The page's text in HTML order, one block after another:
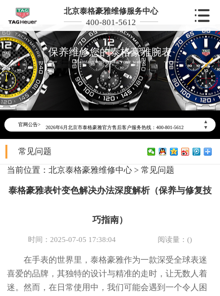
北京泰格豪雅维修服务中心
400-801-5612
保养维修您的泰格豪雅腕表
Maintain and repair your watch
官网公告>
▲
▼
2026年6月泰格豪雅北京市售后服务网络优化升级公告
2026年6月北京市泰格豪雅官方售后客户服务热线：400-801-5612
2026年6月泰格豪雅售后服务中心最新网点地址：
北京市东城区东长安街1号东方广场写字楼W3座6层602室（需提前预约）
北京市东城区东长安街1号王府井东方广场W3座6层602室泰格豪雅售后服务中心（需提前预约）
常见问题
当前位置： 北京泰格豪雅维修中心 > 常见问题
泰格豪雅表针变色解决办法深度解析（保养与修复技
巧指南）
时间：2025-07-05 17:38:04 阅读量：()
在手表的世界里，泰格豪雅作为一款深受全球表迷
喜爱的品牌，其独特的设计与精准的走时，让无数人着
迷。然而，在日常使用中，我们可能会遇到一个令人困